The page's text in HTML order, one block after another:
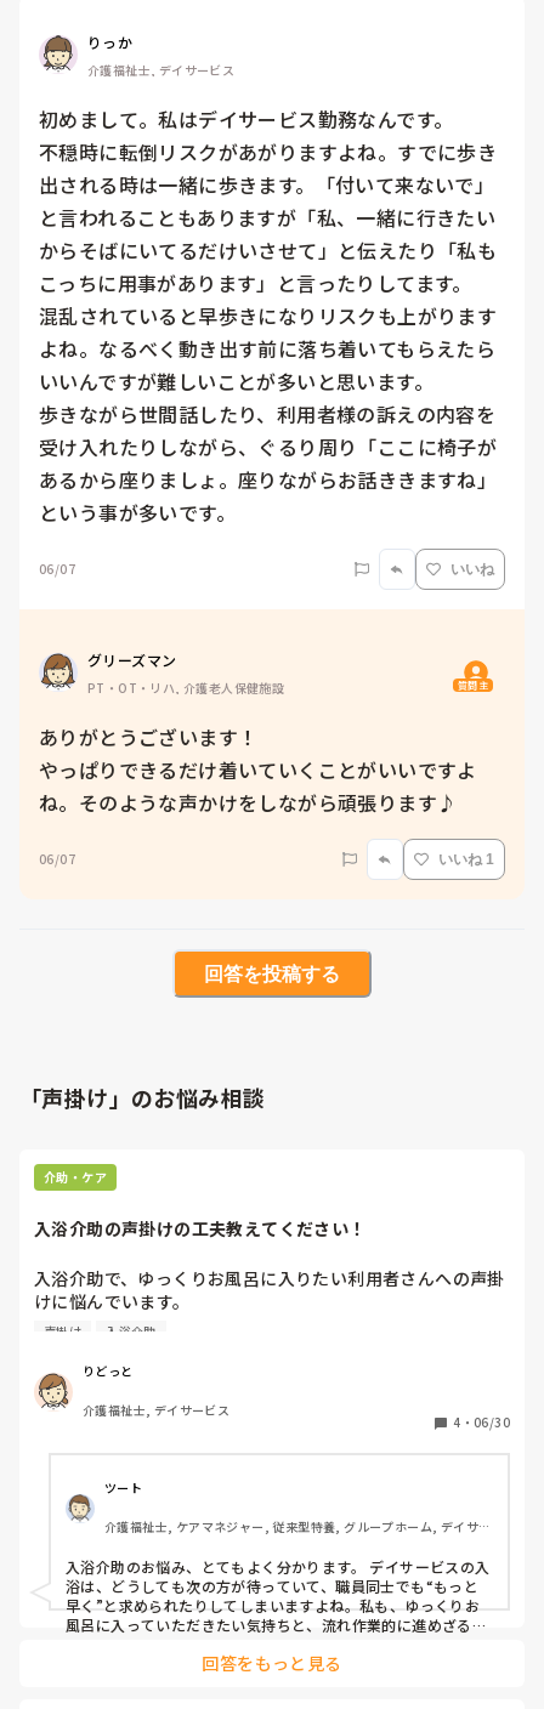
りっか
介護福祉士, デイサービス
初めまして。私はデイサービス勤務なんです。
不穏時に転倒リスクがあがりますよね。すでに歩き
出される時は一緒に歩きます。「付いて来ないで」
と言われることもありますが「私、一緒に行きたい
からそばにいてるだけいさせて」と伝えたり「私も
こっちに用事があります」と言ったりしてます。
混乱されていると早歩きになりリスクも上がります
よね。なるべく動き出す前に落ち着いてもらえたら
いいんですが難しいことが多いと思います。
歩きながら世間話したり、利用者様の訴えの内容を
受け入れたりしながら、ぐるり周り「ここに椅子が
あるから座りましょ。座りながらお話ききますね」
06/07 いいね
グリーズマン
PT・OT・リハ, 介護老人保健施設 質問主
ありがとうございます！
やっぱりできるだけ着いていくことがいいですよ
ね。そのような声かけをしながら頑張ります♪
06/07 いいね 1
回答を投稿する
「声掛け」のお悩み相談
介助・ケア
入浴介助の声掛けの工夫教えてください！
入浴介助で、ゆっくりお風呂に入りたい利用者さんへの声掛
けに悩んでいます。
次の方も待っているため、急いでいただきたい場面もありま
利用者さんの気持ちに配慮しながら、スムーズに入浴を進め
るための声掛けや工夫があったら教えてほしいです。
声掛け 入浴介助
りどっと
介護福祉士, デイサービス
4 ・ 06/30
ツート
介護福祉士, ケアマネジャー, 従来型特養, グループホーム, デイサー
入浴介助のお悩み、とてもよく分かります。 デイサービスの入
浴は、どうしても次の方が待っていて、職員同士でも“もっと
早く”と求められたりしてしまいますよね。私も、ゆっくりお
風呂に入っていただきたい気持ちと、流れ作業的に進めざるを
ですね… 私が意識してきたのは、 準備や洗身は安全第一でて
回答をもっと見る